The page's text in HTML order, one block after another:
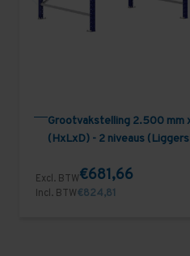
Grootvakstelling 2.500 mm
(HxLxD) - 2 niveaus
Excl. BTW€681,66
Incl. BTW€824,81